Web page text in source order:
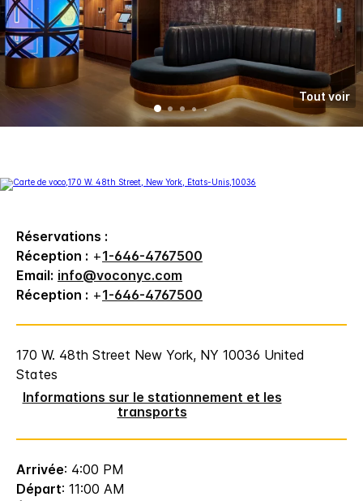
Tout voir
Réservations :
Réception : +1-646-4767500
Email: info@voconyc.com
Réception : +1-646-4767500
170 W. 48th Street New York, NY 10036 United
States
Informations sur le stationnement et les
transports
Arrivée: 4:00 PM
Départ: 11:00 AM